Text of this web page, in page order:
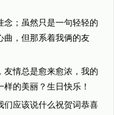
念；虽然只是一句轻轻的
曲，但那系着我俩的友
友情总是愈来愈浓，我的
的美丽？生日快乐！
们应该说什么祝贺词恭喜